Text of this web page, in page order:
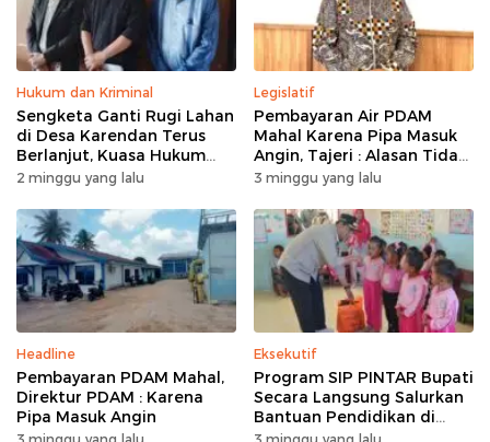
Hukum dan Kriminal
Sengketa Ganti Rugi Lahan
di Desa Karendan Terus
Berlanjut, Kuasa Hukum
Ajukan Kasasi
2 minggu yang lalu
Legislatif
Pembayaran Air PDAM
Mahal Karena Pipa Masuk
Angin, Tajeri : Alasan Tidak
Masuk Akal
3 minggu yang lalu
Headline
Pembayaran PDAM Mahal,
Direktur PDAM : Karena
Pipa Masuk Angin
Eksekutif
Program SIP PINTAR Bupati
Secara Langsung Salurkan
Bantuan Pendidikan di
Desa Mampuak ll